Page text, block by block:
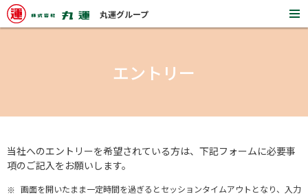
丸運グループ 開
く
エントリー
当社へのエントリーを希望されている方は、下記フォームに必要事
項のご記入をお願いします。
※ 画面を開いたまま一定時間を過ぎるとセッションタイムアウトとなり、入力